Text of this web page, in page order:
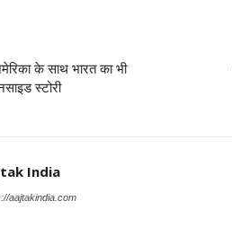
के साथ भारत का भी
स्टोरी
India
aajtakindia.com